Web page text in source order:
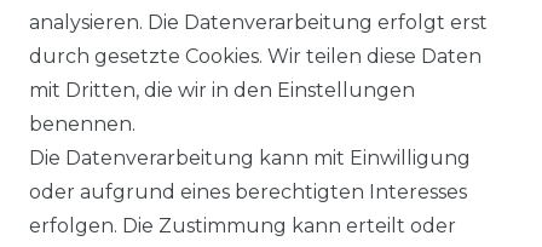
Impressum Daten­schutz­erklärung
analysieren. Die Datenverarbeitung erfolgt erst
durch gesetzte Cookies. Wir teilen diese Daten
mit Dritten, die wir in den Einstellungen
benennen.
Die Datenverarbeitung kann mit Einwilligung
oder aufgrund eines berechtigten Interesses
erfolgen. Die Zustimmung kann erteilt oder